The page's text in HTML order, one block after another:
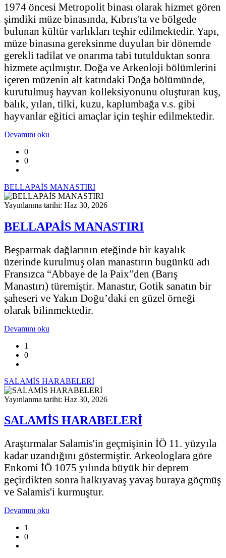
1974 öncesi Metropolit binası olarak hizmet gören
şimdiki müze binasında, Kıbrıs'ta ve bölgede
bulunan kültür varlıkları teşhir edilmektedir. Yapı,
müze binasına gereksinme duyulan bir dönemde
gerekli tadilat ve onarıma tabi tutulduktan sonra
hizmete açılmıştır. Doğa ve Arkeoloji bölümlerini
içeren müzenin alt katındaki Doğa bölümünde,
kurutulmuş hayvan kolleksiyonunu oluşturan kuş,
balık, yılan, tilki, kuzu, kaplumbağa v.s. gibi
hayvanlar eğitici amaçlar için teşhir edilmektedir.
Devamını oku
0
0
BELLAPAİS MANASTIRI
Yayınlanma tarihi: Haz 30, 2026
BELLAPAİS MANASTIRI
Beşparmak dağlarının eteğinde bir kayalık
üzerinde kurulmuş olan manastırın bugünkü adı
Fransızca “Abbaye de la Paix”den (Barış
Manastırı) türemiştir. Manastır, Gotik sanatın bir
şaheseri ve Yakın Doğu’daki en güzel örneği
olarak bilinmektedir.
Devamını oku
1
0
SALAMİS HARABELERİ
Yayınlanma tarihi: Haz 30, 2026
SALAMİS HARABELERİ
Araştırmalar Salamis'in geçmişinin İÖ 11. yüzyıla
kadar uzandığını göstermiştir. Arkeologlara göre
Enkomi İÖ 1075 yılında büyük bir deprem
geçirdikten sonra halkıyavaş yavaş buraya göçmüş
ve Salamis'i kurmuştur.
Devamını oku
1
0